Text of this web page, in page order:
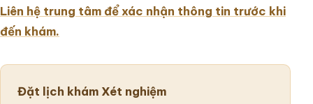
Liên hệ trung tâm để xác nhận thông tin trước khi
đến khám.
Đặt lịch khám Xét nghiệm